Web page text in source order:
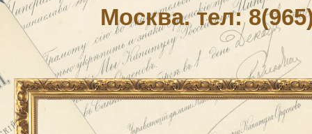
Москва. тел: